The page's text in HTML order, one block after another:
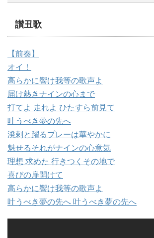
讃丑歌
【前奏】
オイ！
高らかに響け我等の歌声よ
届け熱きナインの心まで
打てよ 走れよ ひたすら前見て
叶うべき夢の先へ
溌剌と躍るプレーは華やかに
魅せるそれがナインの心意気
理想 求めた 行きつくその地で
喜びの扉開けて
高らかに響け我等の歌声よ
叶うべき夢の先へ 叶うべき夢の先へ